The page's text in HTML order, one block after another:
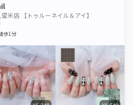
米店 【トゥルーネイル＆アイ】
歩1分